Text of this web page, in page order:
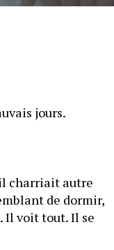
charriait autre
de dormir,
Il voit tout. Il se